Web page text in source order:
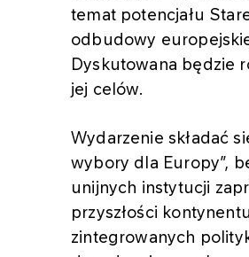
temat potencjału
odbudowy
Dyskutowana będzie
jej celów.
Wydarzenie składać
wybory dla Europy”,
unijnych instytucji
przyszłości
zintegrowanych